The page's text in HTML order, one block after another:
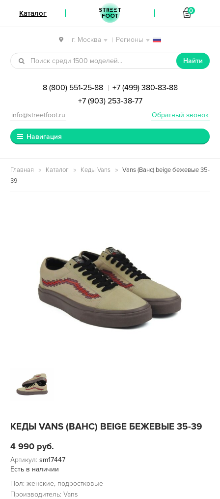
| г. Москва | Регионы
Перейти к навигации
Перейти к содержимому
Найти
8 (800) 551-25-88 | +7 (499) 380-83-88
+7 (903) 253-38-77
Обратный звонок
info@streetfoot.ru
Навигация
Главная Каталог Кеды Vans
Vans (Ванс) beige бежевые 35-
39
КЕДЫ VANS (ВАНС) BEIGE БЕЖЕВЫЕ 35-39
4 990 руб.
Артикул: sm17447
Есть в наличии
Пол: женские, подростковые
Производитель: Vans
Каталог STREET
FOOT
0